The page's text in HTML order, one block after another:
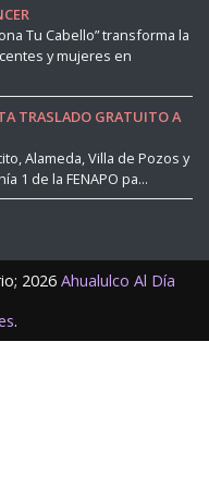
Tu Cabello” transforma la
y mujeres en
TRASLADO GRATUITO A
Alameda, Villa de Pozos y
1 de la FENAPO pa...
2026 Ahualulco Al Día
.